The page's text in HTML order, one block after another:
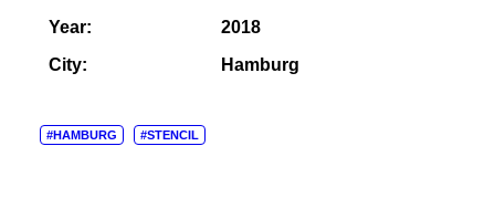
Year:
2018
City:
Hamburg
#HAMBURG #STENCIL